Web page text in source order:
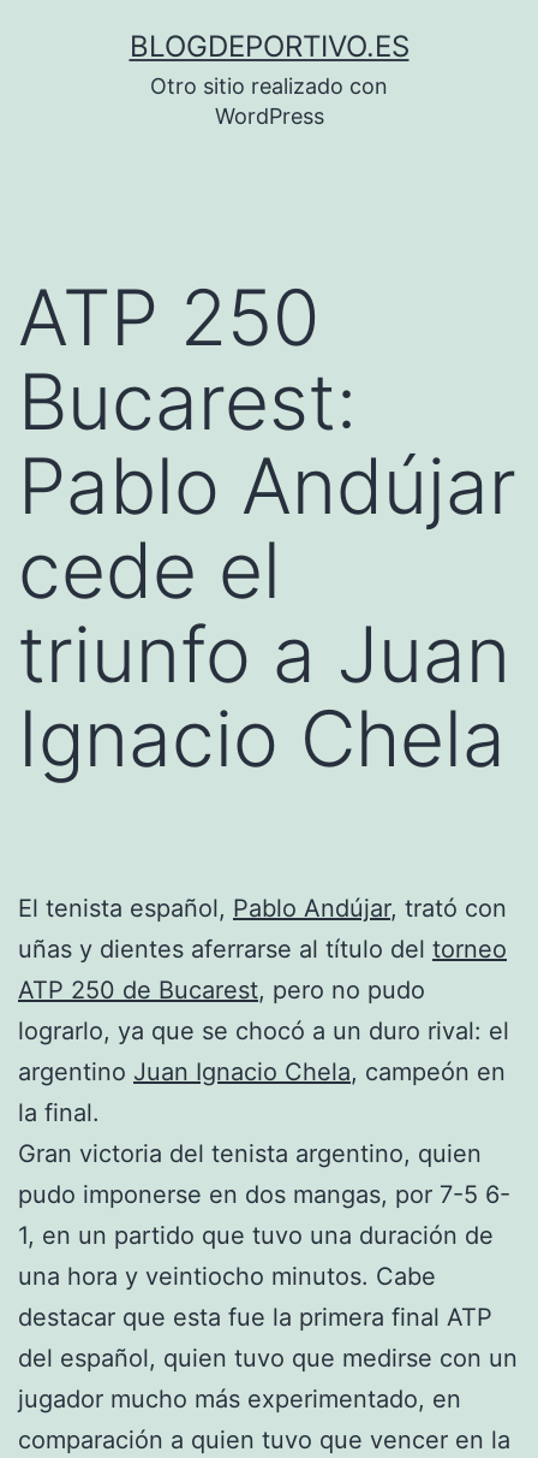
BLOGDEPORTIVO.ES
Otro sitio realizado con
WordPress
ATP 250
Bucarest:
Pablo Andújar
cede el
triunfo a Juan
Ignacio Chela
El tenista español, Pablo Andújar, trató con
uñas y dientes aferrarse al título del torneo
ATP 250 de Bucarest, pero no pudo
lograrlo, ya que se chocó a un duro rival: el
argentino Juan Ignacio Chela, campeón en
la final.
Gran victoria del tenista argentino, quien
pudo imponerse en dos mangas, por 7-5 6-
1, en un partido que tuvo una duración de
una hora y veintiocho minutos. Cabe
destacar que esta fue la primera final ATP
del español, quien tuvo que medirse con un
jugador mucho más experimentado, en
comparación a quien tuvo que vencer en la